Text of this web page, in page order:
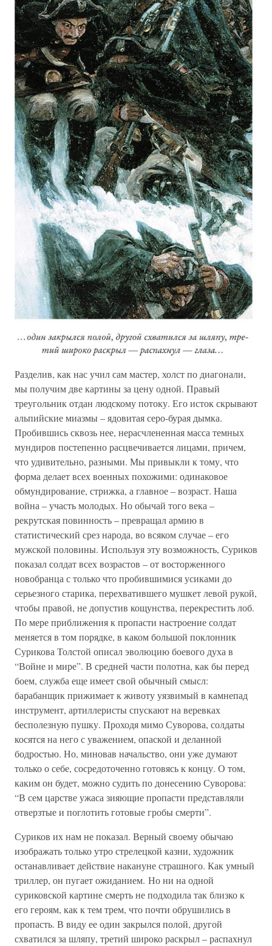
Разделив, как нас учил сам мастер, холст по диагонали,
мы получим две картины за цену одной. Правый
треугольник отдан людскому потоку. Его исток скрывают
альпийские миазмы – ядовитая серо-бурая дымка.
Пробившись сквозь нее, нерасчлененная масса темных
мундиров постепенно расцвечивается лицами, причем,
что удивительно, разными. Мы привыкли к тому, что
форма делает всех военных похожими: одинаковое
обмундирование, стрижка, а главное – возраст. Наша
война – участь молодых. Но обычай того века –
рекрутская повинность – превращал армию в
статистический срез народа, во всяком случае – его
мужской половины. Используя эту возможность, Суриков
показал солдат всех возрастов – от восторженного
новобранца с только что пробившимися усиками до
серьезного старика, перехватившего мушкет левой рукой,
чтобы правой, не допустив кощунства, перекрестить лоб.
По мере приближения к пропасти настроение солдат
меняется в том порядке, в каком большой поклонник
Сурикова Толстой описал эволюцию боевого духа в
“Войне и мире”. В средней части полотна, как бы перед
боем, служба еще имеет свой обычный смысл:
барабанщик прижимает к животу уязвимый в камнепад
инструмент, артиллеристы спускают на веревках
бесполезную пушку. Проходя мимо Суворова, солдаты
косятся на него с уважением, опаской и деланной
бодростью. Но, миновав начальство, они уже думают
только о себе, сосредоточенно готовясь к концу. О том,
каким он будет, можно судить по донесению Суворова:
“В сем царстве ужаса зияющие пропасти представляли
отверзтые и поглотить готовые гробы смерти”.
Суриков их нам не показал. Верный своему обычаю
изображать только утро стрелецкой казни, художник
останавливает действие накануне страшного. Как умный
триллер, он пугает ожиданием. Но ни на одной
суриковской картине смерть не подходила так близко к
его героям, как к тем трем, что почти обрушились в
пропасть. В виду ее один закрылся полой, другой
схватился за шляпу, третий широко раскрыл – распахнул